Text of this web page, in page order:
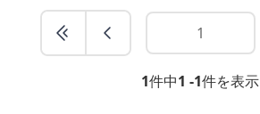
1件中1 -1件を表示